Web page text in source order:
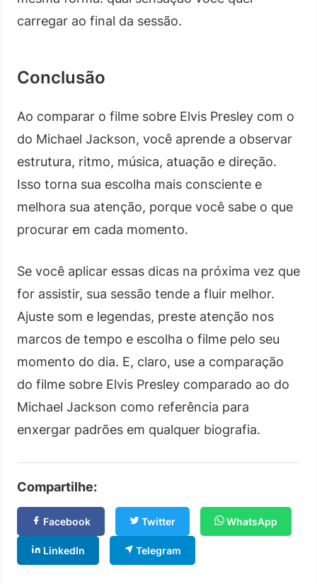
carregar ao final da sessão.
Conclusão
Ao comparar o filme sobre Elvis Presley com o
do Michael Jackson, você aprende a observar
estrutura, ritmo, música, atuação e direção.
Isso torna sua escolha mais consciente e
melhora sua atenção, porque você sabe o que
procurar em cada momento.
Se você aplicar essas dicas na próxima vez que
for assistir, sua sessão tende a fluir melhor.
Ajuste som e legendas, preste atenção nos
marcos de tempo e escolha o filme pelo seu
momento do dia. E, claro, use a comparação
do filme sobre Elvis Presley comparado ao do
Michael Jackson como referência para
enxergar padrões em qualquer biografia.
Compartilhe:
Facebook Twitter WhatsApp
LinkedIn Telegram